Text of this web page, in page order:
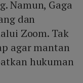
Namun, Gaga
dan
Zoom. Tak
agar mantan
hukuman